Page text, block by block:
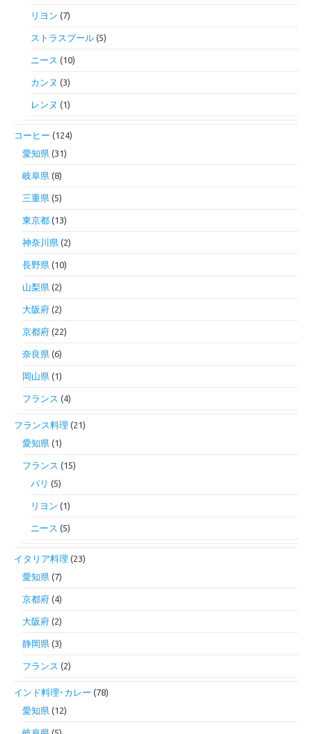
リヨン (7)
ストラスブール (5)
ニース (10)
カンヌ (3)
レンヌ (1)
コーヒー (124)
愛知県 (31)
岐阜県 (8)
三重県 (5)
東京都 (13)
神奈川県 (2)
長野県 (10)
山梨県 (2)
大阪府 (2)
京都府 (22)
奈良県 (6)
岡山県 (1)
フランス (4)
フランス料理 (21)
愛知県 (1)
フランス (15)
パリ (5)
リヨン (1)
ニース (5)
イタリア料理 (23)
愛知県 (7)
京都府 (4)
大阪府 (2)
静岡県 (3)
フランス (2)
インド料理･カレー (78)
愛知県 (12)